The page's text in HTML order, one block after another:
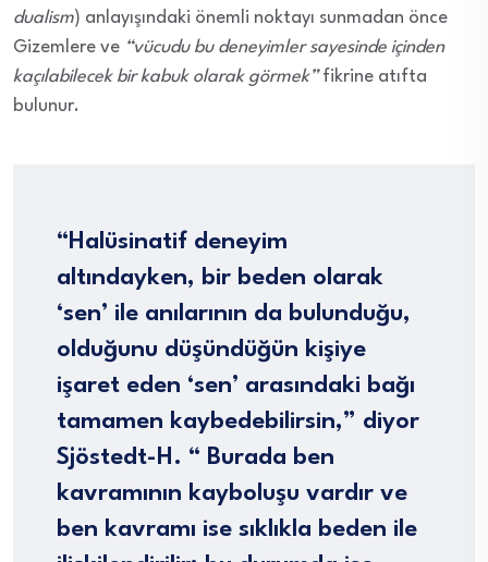
dualism) anlayışındaki önemli noktayı sunmadan önce
Gizemlere ve “vücudu bu deneyimler sayesinde içinden
kaçılabilecek bir kabuk olarak görmek”fikrine atıfta
bulunur.
“Halüsinatif deneyim
altındayken, bir beden olarak
‘sen’ ile anılarının da bulunduğu,
olduğunu düşündüğün kişiye
işaret eden ‘sen’ arasındaki bağı
tamamen kaybedebilirsin,” diyor
Sjöstedt-H. “ Burada ben
kavramının kayboluşu vardır ve
ben kavramı ise sıklıkla beden ile